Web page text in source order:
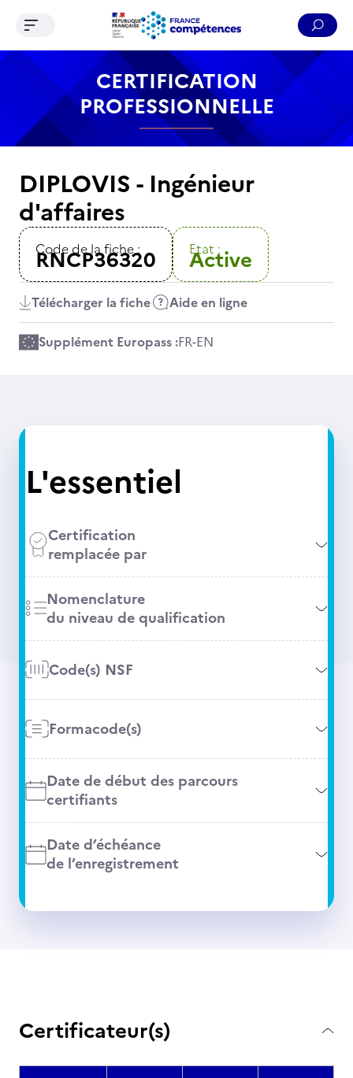
Contenu Recherche Menu Pied de page
Ouvrir le menu de navigation
CERTIFICATION
PROFESSIONNELLE
DIPLOVIS - Ingénieur
d'affaires
Code de la fiche :
RNCP36320 Etat :
Active
Télécharger la fiche Aide en ligne
Supplément Europass :FR-EN
L'essentiel
Certification
remplacée par
Nomenclature
du niveau de qualification
Code(s) NSF
Formacode(s)
Date de début des parcours
certifiants
Date d’échéance
de l’enregistrement
Certificateur(s)